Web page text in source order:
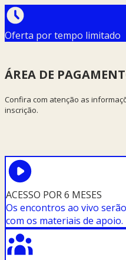
Oferta por tempo limitado
ÁREA DE
Confira com atenção as
inscrição.
ACESSO POR 6 MESES
Os encontros ao vivo
com os materiais de apoio.